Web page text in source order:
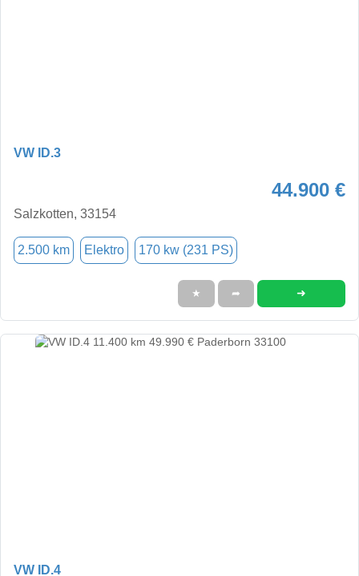
VW ID.3
44.900 €
Salzkotten, 33154
2.500 km Elektro 170 kw (231 PS)
★ ➦ ➜
VW ID.4